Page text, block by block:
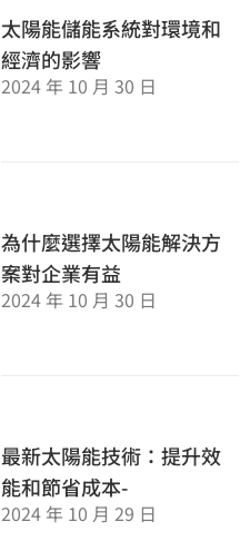
太陽能儲能系統對環境和
經濟的影響
2024 年 10 月 30 日
為什麼選擇太陽能解決方
案對企業有益
2024 年 10 月 30 日
最新太陽能技術：提升效
能和節省成本-
2024 年 10 月 29 日